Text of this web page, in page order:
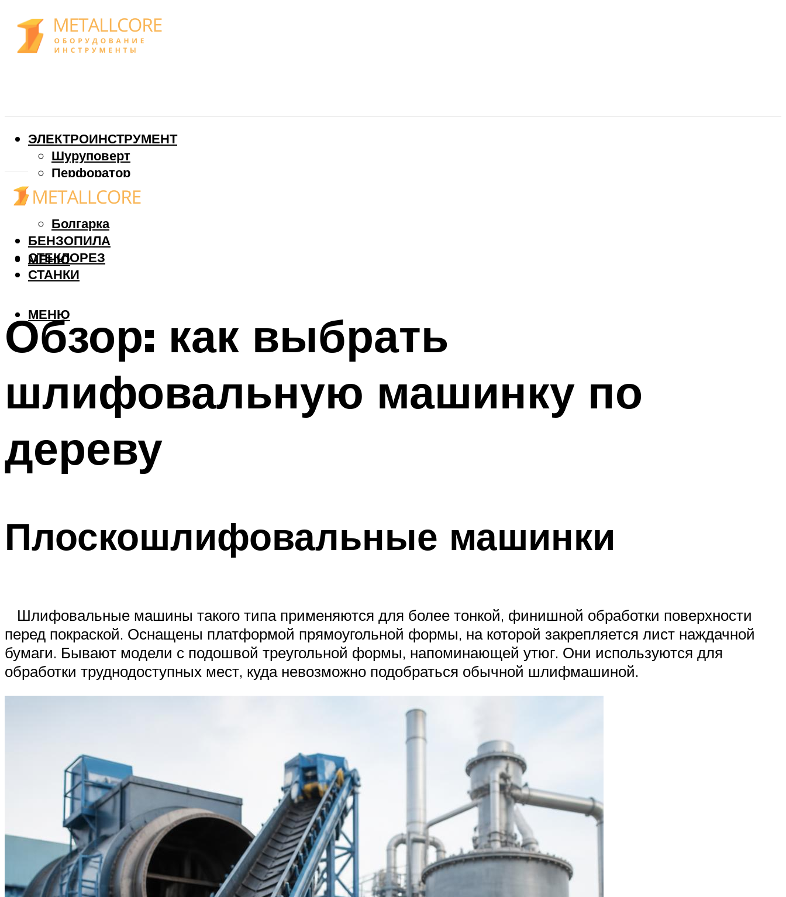
ЭЛЕКТРОИНСТРУМЕНТ
Шуруповерт
Перфоратор
Дрель
Фрезер
Болгарка
БЕНЗОПИЛА
СТЕКЛОРЕЗ
СТАНКИ
МЕНЮ
МЕНЮ
Обзор: как выбрать
шлифовальную машинку по
дереву
Плоскошлифовальные машинки
Шлифовальные машины такого типа применяются для более тонкой, финишной обработки поверхности
перед покраской. Оснащены платформой прямоугольной формы, на которой закрепляется лист наждачной
бумаги. Бывают модели с подошвой треугольной формы, напоминающей утюг. Они используются для
обработки труднодоступных мест, куда невозможно подобраться обычной шлифмашиной.